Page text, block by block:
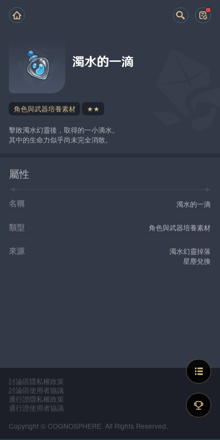
濁水的一滴
角色與武器培養素材 ★★
擊敗濁水幻靈後，取得的一小滴水。
其中的生命力似乎尚未完全消散。
屬性
名稱 濁水的一滴
類型 角色與武器培養素材
來源
濁水幻靈掉落
星塵兌換
討論區隱私權政策
討論區使用者協議
通行證隱私權政策
通行證使用者協議
Copyright © COGNOSPHERE. All Rights Reserved.